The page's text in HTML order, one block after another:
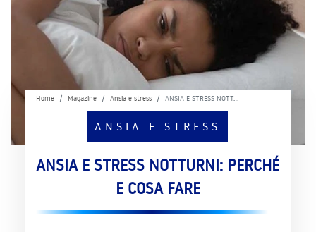
Home Magazine Ansia e stress ANSIA E STRESS NOTT…
ANSIA E STRESS
ANSIA E STRESS NOTTURNI: PERCHÉ
E COSA FARE